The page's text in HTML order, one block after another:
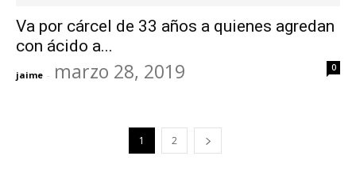
Va por cárcel de 33 años a quienes agredan
con ácido a...
jaime - marzo 28, 2019 0
1 2